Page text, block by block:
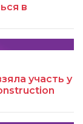
в
участь у